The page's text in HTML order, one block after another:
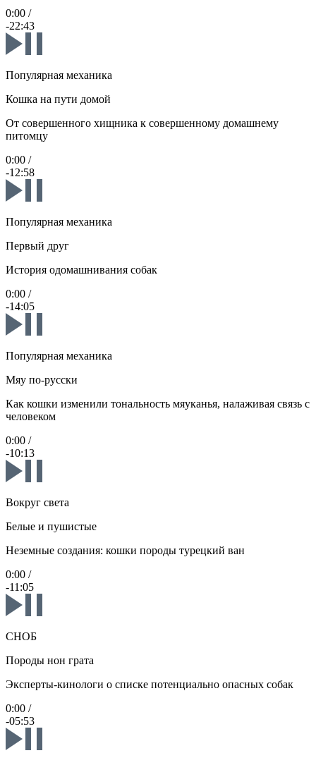
0:00 /
-22:43
Популярная механика
Кошка на пути домой
От совершенного хищника к совершенному домашнему
питомцу
0:00 /
-12:58
Популярная механика
Первый друг
История одомашнивания собак
0:00 /
-14:05
Популярная механика
Мяу по-русски
Как кошки изменили тональность мяуканья, налаживая связь с
человеком
0:00 /
-10:13
Вокруг света
Белые и пушистые
Неземные создания: кошки породы турецкий ван
0:00 /
-11:05
СНОБ
Породы нон грата
Эксперты-кинологи о списке потенциально опасных собак
0:00 /
-05:53